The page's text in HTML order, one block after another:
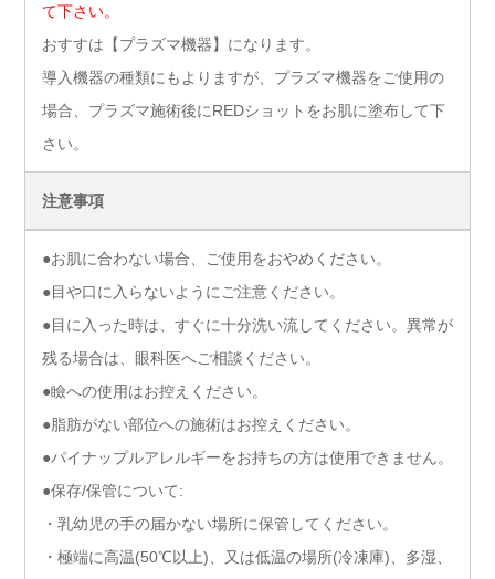
て下さい。
おすすは【プラズマ機器】になります。
導入機器の種類にもよりますが、プラズマ機器をご使用の
場合、プラズマ施術後にREDショットをお肌に塗布して下
さい。
注意事項
●お肌に合わない場合、ご使用をおやめください。
●目や口に入らないようにご注意ください。
●目に入った時は、すぐに十分洗い流してください。異常が
残る場合は、眼科医へご相談ください。
●瞼への使用はお控えください。
●脂肪がない部位への施術はお控えください。
●パイナップルアレルギーをお持ちの方は使用できません。
●保存/保管について:
・乳幼児の手の届かない場所に保管してください。
・極端に高温(50℃以上)、又は低温の場所(冷凍庫)、多湿、